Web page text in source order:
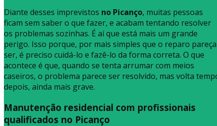
Diante desses imprevistos no Picanço, muitas pessoas
ficam sem saber o que fazer, e acabam tentando resolver
os problemas sozinhas. É aí que está mais um grande
perigo. Isso porque, por mais simples que o reparo pareça
ser, é preciso cuidá-lo e fazê-lo da forma correta. O que
acontece é que, quando se tenta arrumar com meios
caseiros, o problema parece ser resolvido, mas volta
depois, ainda mais grave.
Manutenção residencial com profissionais
qualificados no Picanço